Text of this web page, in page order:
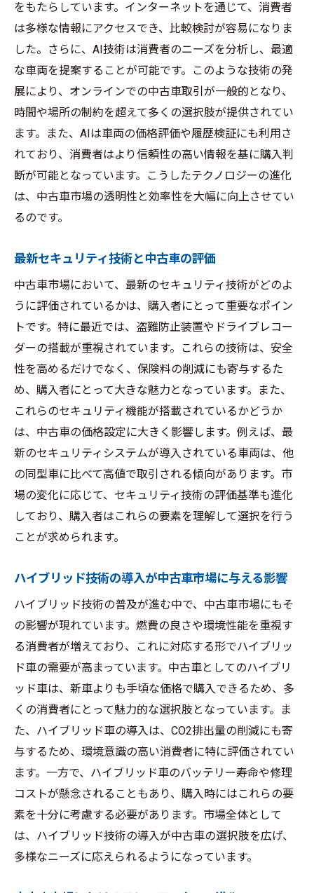
をもたらしています。インターネットを通じて、消費者
は多様な情報にアクセスでき、比較検討が容易になりま
した。さらに、AI技術は消費者のニーズを分析し、最適
な車両を提案することが可能です。このような技術の発
展により、オンラインでの中古車取引が一般的となり、
時間や場所の制約を超えて多くの選択肢が提供されてい
ます。また、AIは車両の価格評価や履歴検証にも利用さ
れており、消費者はより信頼性の高い情報を基に購入判
断が可能となっています。こうしたテクノロジーの進化
は、中古車市場の透明性と効率性を大幅に向上させてい
るのです。
最新セキュリティ技術と中古車の評価
中古車市場において、最新のセキュリティ技術がどのよ
うに評価されているかは、購入者にとって重要なポイン
トです。特に最近では、盗難防止装置やドライブレコー
ダーの搭載が重視されています。これらの技術は、安全
性を高めるだけでなく、保険料の削減にも寄与するた
め、購入者にとって大きな魅力となっています。また、
これらのセキュリティ機能が搭載されているかどうか
は、中古車の価格設定に大きく影響します。例えば、最
新のセキュリティシステムが導入されている車両は、他
の同型車に比べて高値で取引される傾向があります。市
場の変化に応じて、セキュリティ技術の評価基準も進化
しており、購入者はこれらの要素を理解して選択を行う
ことが求められます。
ハイブリッド技術の導入が中古車市場に与える影響
ハイブリッド技術の普及が進む中で、中古車市場にもそ
の影響が現れています。燃費の良さや環境性能を重視す
る消費者が増えており、これに対応する形でハイブリッ
ド車の需要が高まっています。中古車としてのハイブリ
ッド車は、新車よりも手頃な価格で購入できるため、多
くの消費者にとって魅力的な選択肢となっています。ま
た、ハイブリッド車の導入は、CO2排出量の削減にも寄
与するため、環境意識の高い消費者に特に評価されてい
ます。一方で、ハイブリッド車のバッテリー寿命や修理
コストが懸念されることもあり、購入時にはこれらの要
素を十分に考慮する必要があります。市場全体として
は、ハイブリッド技術の導入が中古車の選択肢を広げ、
多様なニーズに応えられるようになっています。